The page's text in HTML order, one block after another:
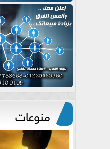
منوعات